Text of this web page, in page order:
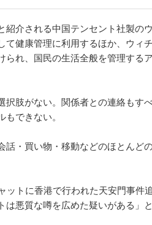
紹介される中国テンセント社製の
健康管理に利用するほか、ウィ
られ、国民の生活全般を管理する
択肢がない。関係者との連絡もす
できない。
話・買い物・移動などのほとんど
ットに香港で行われた天安門事件
は悪質な噂を広めた疑いがある」